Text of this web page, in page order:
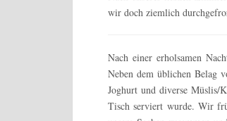
wir doch ziemlich
Nach einer erholsamen
Neben dem üblichen Belag
Joghurt und diverse Müslis/
Tisch serviert wurde. Wir